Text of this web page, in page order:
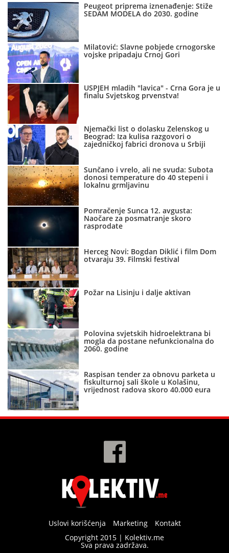
Peugeot priprema iznenađenje: Stiže
SEDAM MODELA do 2030. godine
Milatović: Slavne pobjede crnogorske
vojske pripadaju Crnoj Gori
USPJEH mladih "lavica" - Crna Gora je u
finalu Svjetskog prvenstva!
Njemački list o dolasku Zelenskog u
Beograd: Iza kulisa razgovori o
zajedničkoj fabrici dronova u Srbiji
Sunčano i vrelo, ali ne svuda: Subota
donosi temperature do 40 stepeni i
lokalnu grmljavinu
Pomračenje Sunca 12. avgusta:
Naočare za posmatranje skoro
rasprodate
Herceg Novi: Bogdan Diklić i film Dom
otvaraju 39. Filmski festival
Požar na Lisinju i dalje aktivan
Polovina svjetskih hidroelektrana bi
mogla da postane nefunkcionalna do
2060. godine
Raspisan tender za obnovu parketa u
fiskulturnoj sali škole u Kolašinu,
vrijednost radova skoro 40.000 eura
Uslovi korišćenja Marketing
Kontakt
Copyright 2015 | Kolektiv.me
Sva prava zadržava.